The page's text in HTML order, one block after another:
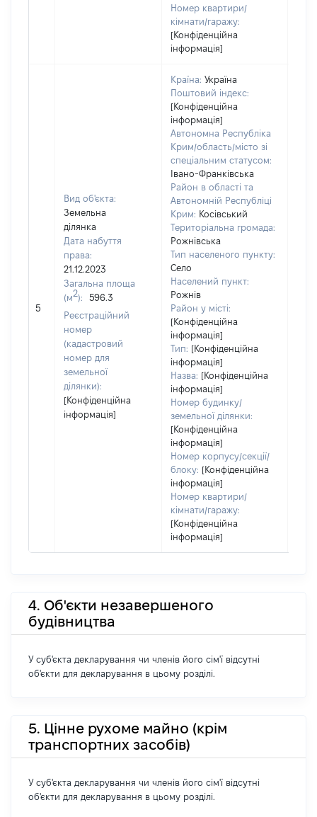
Номер квартири/
кімнати/гаражу:
[Конфіденційна
інформація]
5
Вид об'єкта:
Земельна
ділянка
Дата набуття
права:
21.12.2023
Загальна площа
(м2):
596.3
Реєстраційний
номер
(кадастровий
номер для
земельної
ділянки):
[Конфіденційна
інформація]
Країна: Україна
Поштовий індекс:
[Конфіденційна
інформація]
Автономна Республіка
Крим/область/місто зі
спеціальним статусом:
Івано-Франківська
Район в області та
Автономній Республіці
Крим: Косівський
Територіальна громада:
Рожнівська
Тип населеного пункту:
Село
Населений пункт:
Рожнів
Район у місті:
[Конфіденційна
інформація]
Тип: [Конфіденційна
інформація]
Назва: [Конфіденційна
інформація]
Номер будинку/
земельної ділянки:
[Конфіденційна
інформація]
Номер корпусу/секції/
блоку: [Конфіденційна
інформація]
Номер квартири/
кімнати/гаражу:
[Конфіденційна
інформація]
4. Об'єкти незавершеного
будівництва
У суб'єкта декларування чи членів його сім'ї відсутні
об'єкти для декларування в цьому розділі.
5. Цінне рухоме майно (крім
транспортних засобів)
У суб'єкта декларування чи членів його сім'ї відсутні
об'єкти для декларування в цьому розділі.